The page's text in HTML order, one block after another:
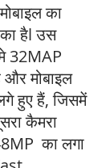
का
हैl उस
32MAP
और मोबाइल
हुए हैं, जिसमें
कैमरा
का लगा